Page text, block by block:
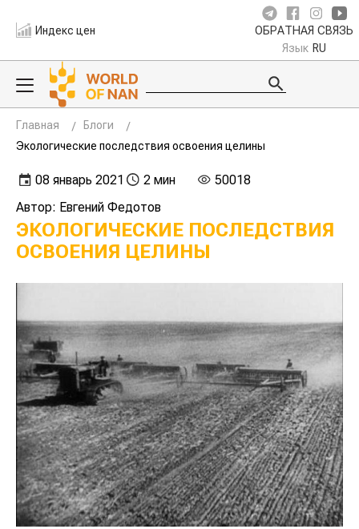
Индекс цен ОБРАТНАЯ СВЯЗЬ
Язык RU
Главная
Блоги
Экологические последствия освоения целины
08 январь 2021 2 мин
50018
Автор: Евгений Федотов
ЭКОЛОГИЧЕСКИЕ ПОСЛЕДСТВИЯ
ОСВОЕНИЯ ЦЕЛИНЫ